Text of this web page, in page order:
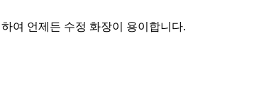
여 언제든 수정 화장이 용이합니다.